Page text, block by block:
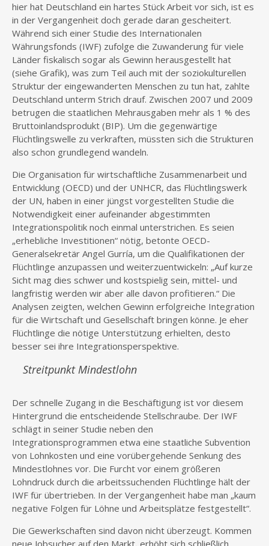
hier hat Deutschland ein hartes Stück Arbeit vor sich, ist es
in der Vergangenheit doch gerade daran gescheitert.
Während sich einer Studie des Internationalen
Währungsfonds (IWF) zufolge die Zuwanderung für viele
Länder fiskalisch sogar als Gewinn herausgestellt hat
(siehe Grafik), was zum Teil auch mit der soziokulturellen
Struktur der eingewanderten Menschen zu tun hat, zahlte
Deutschland unterm Strich drauf. Zwischen 2007 und 2009
betrugen die staatlichen Mehrausgaben mehr als 1 % des
Bruttoinlandsprodukt (BIP). Um die gegenwärtige
Flüchtlingswelle zu verkraften, müssten sich die Strukturen
also schon grundlegend wandeln.
Die Organisation für wirtschaftliche Zusammenarbeit und
Entwicklung (OECD) und der UNHCR, das Flüchtlingswerk
der UN, haben in einer jüngst vorgestellten Studie die
Notwendigkeit einer aufeinander abgestimmten
Integrationspolitik noch einmal unterstrichen. Es seien
„erhebliche Investitionen“ nötig, betonte OECD-
Generalsekretär Angel Gurría, um die Qualifikationen der
Flüchtlinge anzupassen und weiterzuentwickeln: „Auf kurze
Sicht mag dies schwer und kostspielig sein, mittel- und
langfristig werden wir aber alle davon profitieren.“ Die
Analysen zeigten, welchen Gewinn erfolgreiche Integration
für die Wirtschaft und Gesellschaft bringen könne. Je eher
Flüchtlinge die nötige Unterstützung erhielten, desto
besser sei ihre Integrationsperspektive.
Streitpunkt Mindestlohn
Der schnelle Zugang in die Beschäftigung ist vor diesem
Hintergrund die entscheidende Stellschraube. Der IWF
schlägt in seiner Studie neben den
Integrationsprogrammen etwa eine staatliche Subvention
von Lohnkosten und eine vorübergehende Senkung des
Mindestlohnes vor. Die Furcht vor einem größeren
Lohndruck durch die arbeitssuchenden Flüchtlinge hält der
IWF für übertrieben. In der Vergangenheit habe man „kaum
negative Folgen für Löhne und Arbeitsplätze festgestellt“.
Die Gewerkschaften sind davon nicht überzeugt. Kommen
neue Jobsucher auf den Markt, erhöht sich schließlich